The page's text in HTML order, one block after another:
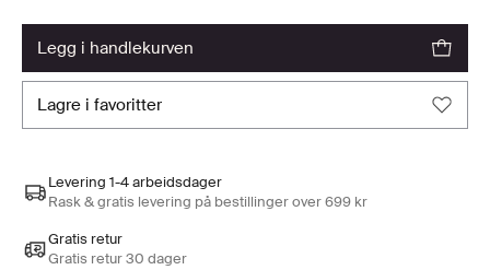
legg i handlekurven
lagre i favoritter
Levering 1-4 arbeidsdager
Rask & gratis levering på bestillinger over 699 kr
Gratis retur
Gratis retur 30 dager